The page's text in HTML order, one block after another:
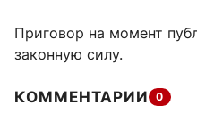
Приговор на момент
законную силу.
КОММЕНТАРИИ 0